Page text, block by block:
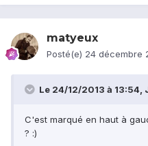
matyeux
Posté(e) 24 décembre
Le 24/12/2013 à 13:54,
C'est marqué en haut à
? :)